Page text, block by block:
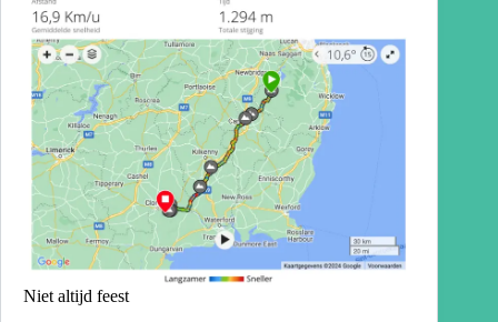
Niet altijd feest